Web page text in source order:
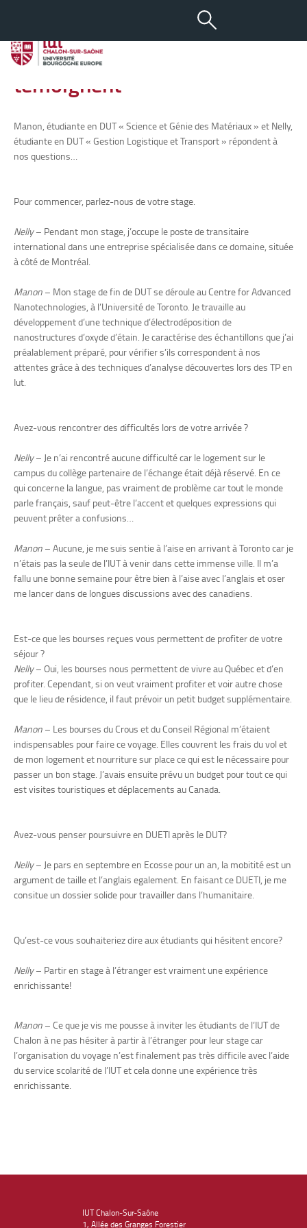
aA - +
14 FÉV 2013
Ils sont partis et ils
témoignent
Manon, étudiante en DUT « Science et Génie des Matériaux » et Nelly,
étudiante en DUT « Gestion Logistique et Transport » répondent à
nos questions…
Pour commencer, parlez-nous de votre stage.
Nelly– Pendant mon stage, j’occupe le poste de transitaire
international dans une entreprise spécialisée dans ce domaine, située
à côté de Montréal.
Manon – Mon stage de fin de DUT se déroule au Centre for Advanced
Nanotechnologies, à l’Université de Toronto. Je travaille au
développement d’une technique d’électrodéposition de
nanostructures d’oxyde d’étain. Je caractérise des échantillons que j’ai
préalablement préparé, pour vérifier s’ils correspondent à nos
attentes grâce à des techniques d’analyse découvertes lors des TP en
Iut.
Avez-vous rencontrer des difficultés lors de votre arrivée ?
Nelly– Je n’ai rencontré aucune difficulté car le logement sur le
campus du collège partenaire de l’échange était déjà réservé. En ce
qui concerne la langue, pas vraiment de problème car tout le monde
parle français, sauf peut-être l’accent et quelques expressions qui
peuvent prêter a confusions…
Manon – Aucune, je me suis sentie à l’aise en arrivant à Toronto car je
n’étais pas la seule de l’IUT à venir dans cette immense ville. Il m’a
fallu une bonne semaine pour être bien à l’aise avec l’anglais et oser
me lancer dans de longues discussions avec des canadiens.
Est-ce que les bourses reçues vous permettent de profiter de votre
séjour ?
Nelly– Oui, les bourses nous permettent de vivre au Québec et d’en
profiter. Cependant, si on veut vraiment profiter et voir autre chose
que le lieu de résidence, il faut prévoir un petit budget supplémentaire.
Manon – Les bourses du Crous et du Conseil Régional m’étaient
indispensables pour faire ce voyage. Elles couvrent les frais du vol et
de mon logement et nourriture sur place ce qui est le nécessaire pour
passer un bon stage. J’avais ensuite prévu un budget pour tout ce qui
est visites touristiques et déplacements au Canada.
Avez-vous penser poursuivre en DUETI après le DUT?
Nelly– Je pars en septembre en Ecosse pour un an, la mobitité est un
argument de taille et l’anglais egalement. En faisant ce DUETI, je me
consitue un dossier solide pour travailler dans l’humanitaire.
Qu’est-ce vous souhaiteriez dire aux étudiants qui hésitent encore?
Nelly– Partir en stage à l’étranger est vraiment une expérience
enrichissante!
Manon – Ce que je vis me pousse à inviter les étudiants de l’IUT de
Chalon à ne pas hésiter à partir à l’étranger pour leur stage car
l’organisation du voyage n’est finalement pas très difficile avec l’aide
du service scolarité de l’IUT et cela donne une expérience très
enrichissante.
IUT Chalon-Sur-Saône
1, Allée des Granges Forestier